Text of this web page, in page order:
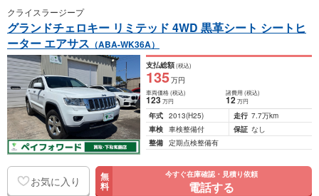
クライスラージープ
グランドチェロキー リミテッド 4WD 黒革シート シートヒ
ーター エアサス （ABA-WK36A）
支払総額(税込)
135万円
車両価格(税込)
123万円
諸費用 (税込)
12 万円
年式 2013(H25) 走行 7.7万km
車検 車検整備付 保証 なし
整備 定期点検整備有
お気に入り 無
料
今すぐ在庫確認・見積り依頼
電話する